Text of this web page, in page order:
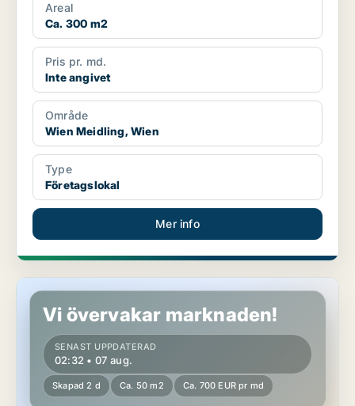
Areal
Ca. 300 m2
Pris pr. md.
Inte angivet
Område
Wien Meidling, Wien
Type
Företagslokal
Mer info
Kontor i Wien Meidling, Wien
Vi övervakar marknaden!
SENAST UPPDATERAD
02:32 • 07 aug.
Skapad 2 d Ca. 50 m2 Ca. 700 EUR pr md